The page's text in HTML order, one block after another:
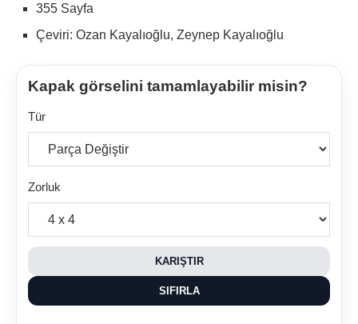
355 Sayfa
Çeviri: Ozan Kayalıoğlu, Zeynep Kayalıoğlu
Kapak görselini tamamlayabilir misin?
Tür
Zorluk
KARIŞTIR
SIFIRLA